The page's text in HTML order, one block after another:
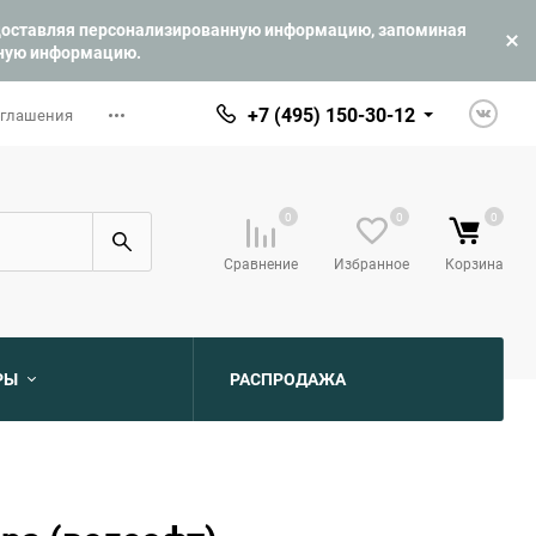
персонализированную информацию, запоминая
информацию.
+7 (495) 150-30-12
Сравнение
0
Избранное
0
Корзина
0
РАСПРОДАЖА